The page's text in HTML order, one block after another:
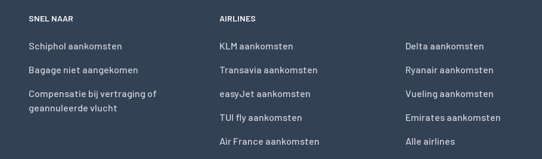
SNEL NAAR
Schiphol aankomsten
Bagage niet aangekomen
Compensatie bij vertraging of
geannuleerde vlucht
AIRLINES
KLM aankomsten
Transavia aankomsten
easyJet aankomsten
TUI fly aankomsten
Air France aankomsten
Delta aankomsten
Ryanair aankomsten
Vueling aankomsten
Emirates aankomsten
Alle airlines